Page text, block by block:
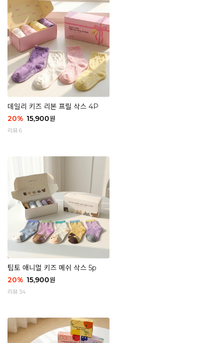
데일리 키즈 리본 프릴 삭스 4P
20% 15,900원
리뷰 6
팁토 애니멀 키즈 메쉬 삭스 5p
20% 15,900원
리뷰 34